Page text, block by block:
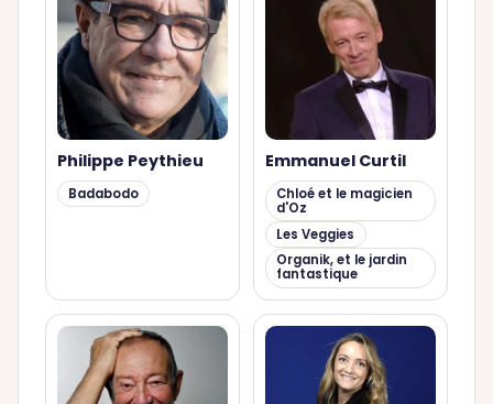
Philippe Peythieu
Badabodo
Emmanuel Curtil
Chloé et le magicien
d'Oz
Les Veggies
Organik, et le jardin
fantastique